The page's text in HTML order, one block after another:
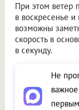
При этом ветер
в воскресенье
возможны
скорость в
в секунду.
Не